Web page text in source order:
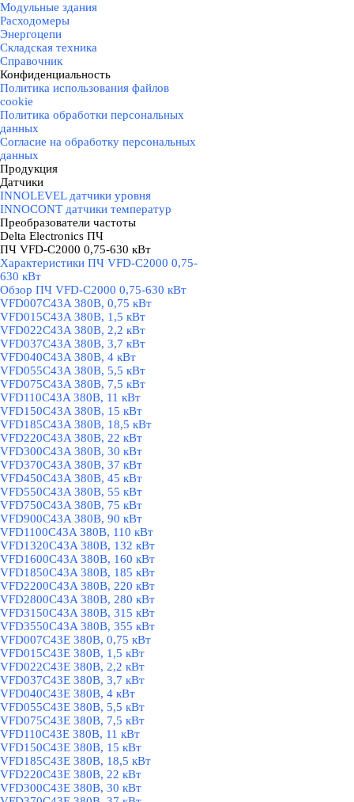
Модульные здания
Расходомеры
Энергоцепи
Складская техника
Справочник
Конфиденциальность
Политика использования файлов
cookie
Политика обработки персональных
данных
Согласие на обработку персональных
данных
Продукция
Датчики
INNOLEVEL датчики уровня
INNOCONT датчики температур
Преобразователи частоты
Delta Electronics ПЧ
ПЧ VFD-C2000 0,75-630 кВт
Характеристики ПЧ VFD-C2000 0,75-
630 кВт
Обзор ПЧ VFD-C2000 0,75-630 кВт
VFD007C43A 380В, 0,75 кВт
VFD015C43A 380В, 1,5 кВт
VFD022C43A 380В, 2,2 кВт
VFD037C43A 380В, 3,7 кВт
VFD040C43A 380В, 4 кВт
VFD055C43A 380В, 5,5 кВт
VFD075C43A 380В, 7,5 кВт
VFD110C43A 380В, 11 кВт
VFD150C43A 380В, 15 кВт
VFD185C43A 380В, 18,5 кВт
VFD220C43A 380В, 22 кВт
VFD300C43A 380В, 30 кВт
VFD370C43A 380В, 37 кВт
VFD450C43A 380В, 45 кВт
VFD550C43A 380В, 55 кВт
VFD750C43A 380В, 75 кВт
VFD900C43A 380В, 90 кВт
VFD1100C43A 380В, 110 кВт
VFD1320C43A 380В, 132 кВт
VFD1600C43A 380В, 160 кВт
VFD1850C43A 380В, 185 кВт
VFD2200C43A 380В, 220 кВт
VFD2800C43A 380В, 280 кВт
VFD3150C43A 380В, 315 кВт
VFD3550C43A 380В, 355 кВт
VFD007C43E 380В, 0,75 кВт
VFD015C43E 380В, 1,5 кВт
VFD022C43E 380В, 2,2 кВт
VFD037C43E 380В, 3,7 кВт
VFD040C43E 380В, 4 кВт
VFD055C43E 380В, 5,5 кВт
VFD075C43E 380В, 7,5 кВт
VFD110C43E 380В, 11 кВт
VFD150C43E 380В, 15 кВт
VFD185C43E 380В, 18,5 кВт
VFD220C43E 380В, 22 кВт
VFD300C43E 380В, 30 кВт